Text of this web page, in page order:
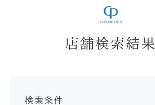
店舗検索結果
検索条件